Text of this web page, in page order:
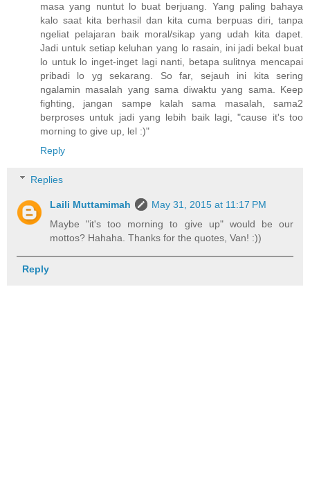
masa yang nuntut lo buat berjuang. Yang paling bahaya
kalo saat kita berhasil dan kita cuma berpuas diri, tanpa
ngeliat pelajaran baik moral/sikap yang udah kita dapet.
Jadi untuk setiap keluhan yang lo rasain, ini jadi bekal buat
lo untuk lo inget-inget lagi nanti, betapa sulitnya mencapai
pribadi lo yg sekarang. So far, sejauh ini kita sering
ngalamin masalah yang sama diwaktu yang sama. Keep
fighting, jangan sampe kalah sama masalah, sama2
berproses untuk jadi yang lebih baik lagi, "cause it's too
morning to give up, lel :)"
Reply
Replies
Laili Muttamimah
May 31, 2015 at 11:17 PM
Maybe "it's too morning to give up" would be our
mottos? Hahaha. Thanks for the quotes, Van! :))
Reply